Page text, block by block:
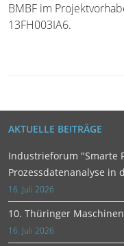
BMBF im
13FH003IA6.
AKTUELLE BEITRÄGE
Industrieforum "Smarte
Prozessdatenanalyse in
16. Juli 2026
10. Thüringer
16. Juli 2026